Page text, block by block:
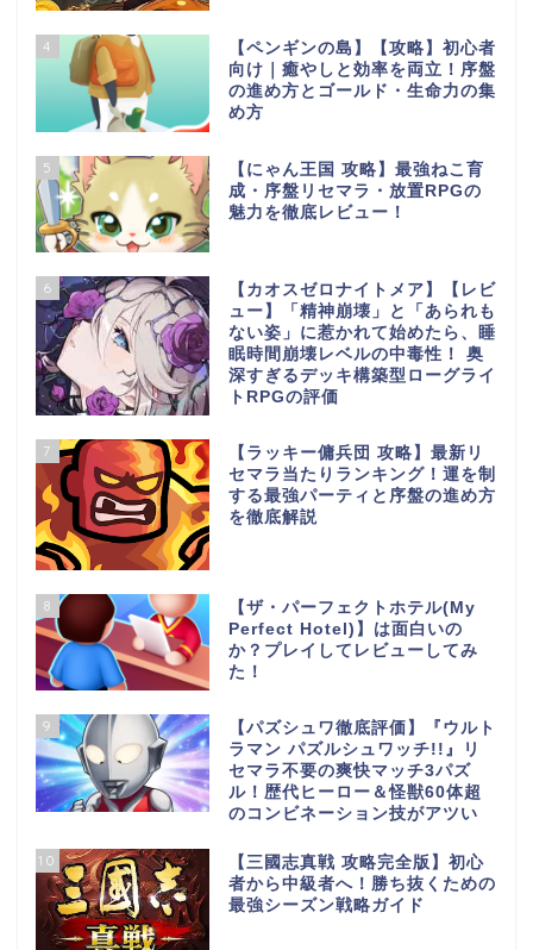
4
【ペンギンの島】【攻略】初心者
向け｜癒やしと効率を両立！序盤
の進め方とゴールド・生命力の集
め方
5
【にゃん王国 攻略】最強ねこ育
成・序盤リセマラ・放置RPGの
魅力を徹底レビュー！
6
【カオスゼロナイトメア】【レビ
ュー】「精神崩壊」と「あられも
ない姿」に惹かれて始めたら、睡
眠時間崩壊レベルの中毒性！ 奥
深すぎるデッキ構築型ローグライ
トRPGの評価
7
【ラッキー傭兵団 攻略】最新リ
セマラ当たりランキング！運を制
する最強パーティと序盤の進め方
を徹底解説
8
【ザ・パーフェクトホテル(My
Perfect Hotel)】は面白いの
か？プレイしてレビューしてみ
た！
9
【パズシュワ徹底評価】『ウルト
ラマン パズルシュワッチ!!』リ
セマラ不要の爽快マッチ3パズ
ル！歴代ヒーロー＆怪獣60体超
のコンビネーション技がアツい
10
【三國志真戦 攻略完全版】初心
者から中級者へ！勝ち抜くための
最強シーズン戦略ガイド